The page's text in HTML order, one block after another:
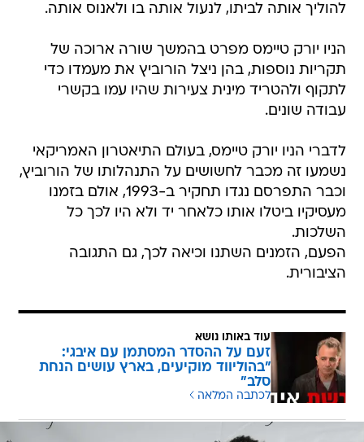
להוליך אותה לביתו, לנעול אותה בו ולאנוס אותה.
הניו יורק טיימס מפרט בהמשך שורה ארוכה של
תקריות נוספות, בהן ניצל הורוביץ את מעמדו כדי
לתקוף ולהטריד מינית צעירות שהיו עמו בקשרי
עבודה שונים.
לדברי הניו יורק טיימס, בעולם התיאטרון האמריקאי
נשמעו זה מכבר לחשושים על התנהלותו של הורוביץ,
וכבר התפרסם נגדו תחקיר ב-1993, אולם בזמנו
מעסיקיו ביטלו אותו כלאחר יד ולא היו לכך כל
השלכות.
הפעם, הזמנים השתנו וכיאה לכך, גם התגובה
הציבורית.
עוד באותו נושא
זעם על ההסדר המסתמן עם איבגי:
"בהוליווד מוקיעים, בארץ עושים הנחת
סלב"
לכתבה המלאה